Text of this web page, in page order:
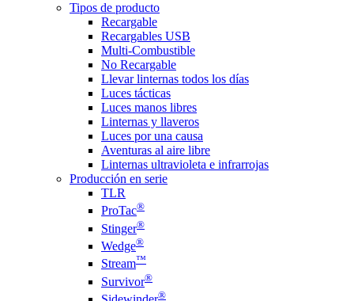
Tipos de producto
Recargable
Recargables USB
Multi-Combustible
No Recargable
Llevar linternas todos los días
Luces tácticas
Luces manos libres
Linternas y llaveros
Luces por una causa
Aventuras al aire libre
Linternas ultravioleta e infrarrojas
Producción en serie
TLR
ProTac®
Stinger®
Wedge®
Stream™
Survivor®
®